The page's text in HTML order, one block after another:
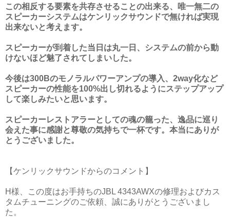
この相反する要素を共存させることの出来る、唯一無二の
スピーカーシステムはケンリックサウンドで無ければ実現
出来ないと考えます。
スピーカーが到着した当日は丸一日、システムの前から動
けないほど魅了されてしまいした。
今後は300Bのモノラルパワーアンプの導入、2way化など
スピーカーの性能を100%出し切れるようにステップアップ
して楽しみたいと思います。
スピーカーレストアラーとしての魂の籠った、逸品に巡り
会えた事に感謝と尊敬の気持ちで一杯です。本当にありが
とうございました。
【ケンリックサウンドからのコメント】
H様、この度はお手持ちのJBL 4343AWXの修理およびカス
タムチューニングのご依頼、誠にありがとうございまし
た。